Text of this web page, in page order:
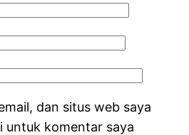
dan situs web saya
untuk komentar saya